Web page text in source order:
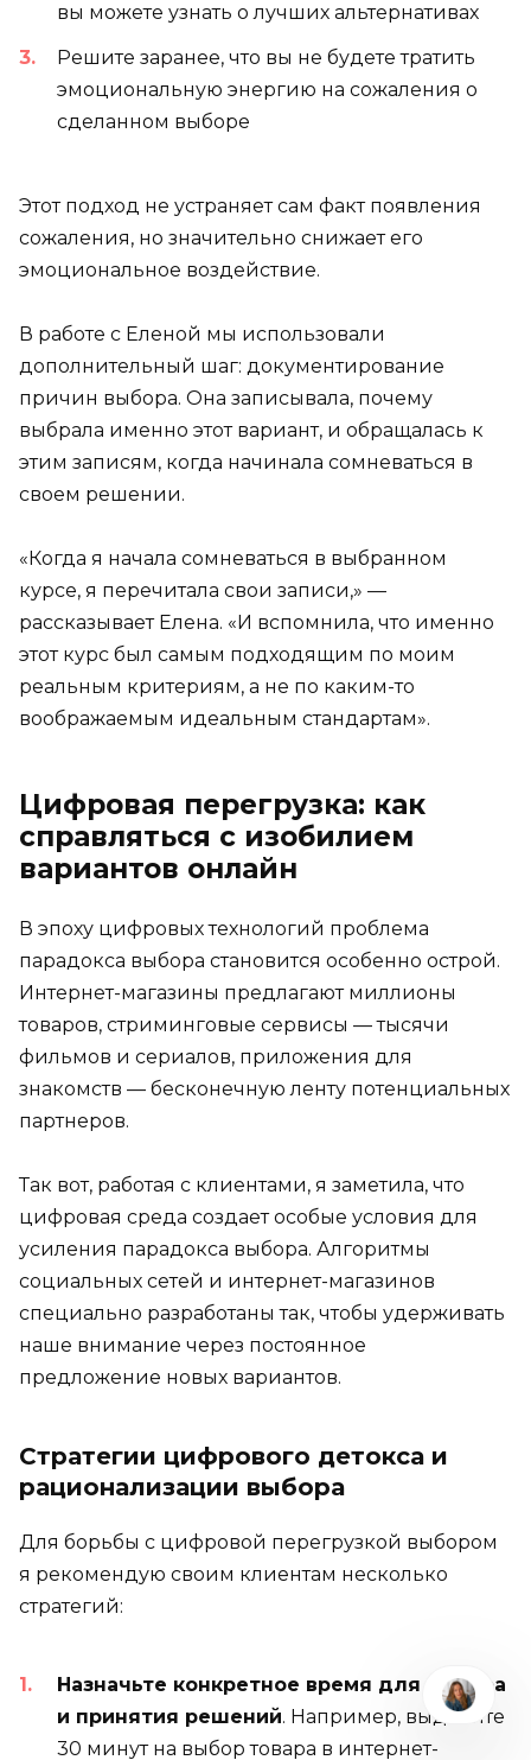
вы можете узнать о лучших альтернативах
Решите заранее, что вы не будете тратить
эмоциональную энергию на сожаления о
сделанном выборе
Этот подход не устраняет сам факт появления
сожаления, но значительно снижает его
эмоциональное воздействие.
В работе с Еленой мы использовали
дополнительный шаг: документирование
причин выбора. Она записывала, почему
выбрала именно этот вариант, и обращалась к
этим записям, когда начинала сомневаться в
своем решении.
«Когда я начала сомневаться в выбранном
курсе, я перечитала свои записи,» —
рассказывает Елена. «И вспомнила, что именно
этот курс был самым подходящим по моим
реальным критериям, а не по каким-то
воображаемым идеальным стандартам».
Цифровая перегрузка: как
справляться с изобилием
вариантов онлайн
В эпоху цифровых технологий проблема
парадокса выбора становится особенно острой.
Интернет-магазины предлагают миллионы
товаров, стриминговые сервисы — тысячи
фильмов и сериалов, приложения для
знакомств — бесконечную ленту потенциальных
партнеров.
Так вот, работая с клиентами, я заметила, что
цифровая среда создает особые условия для
усиления парадокса выбора. Алгоритмы
социальных сетей и интернет-магазинов
специально разработаны так, чтобы удерживать
наше внимание через постоянное
предложение новых вариантов.
Стратегии цифрового детокса и
рационализации выбора
Для борьбы с цифровой перегрузкой выбором
я рекомендую своим клиентам несколько
стратегий:
Назначьте конкретное время для выбора
и принятия решений. Например, выделите
30 минут на выбор товара в интернет-